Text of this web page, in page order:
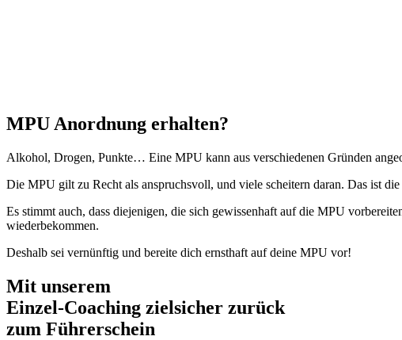
MPU Anordnung erhalten?
Alkohol, Drogen, Punkte… Eine MPU kann aus verschiedenen Gründen
Die MPU gilt zu Recht als anspruchsvoll, und viele scheitern daran. Das ist
Es stimmt auch, dass diejenigen, die sich gewissenhaft auf die MPU
wiederbekommen.
Deshalb sei vernünftig und bereite dich ernsthaft auf deine MPU vor!
Mit unserem
Einzel-Coaching zielsicher zurück
zum Führerschein